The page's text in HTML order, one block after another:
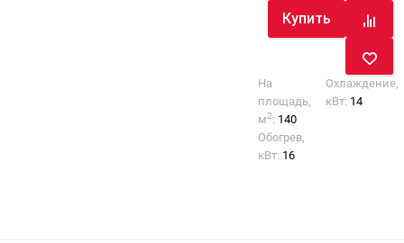
Купить
На
площадь,
м2: 140
Охлаждение,
кВт: 14
Обогрев,
кВт: 16